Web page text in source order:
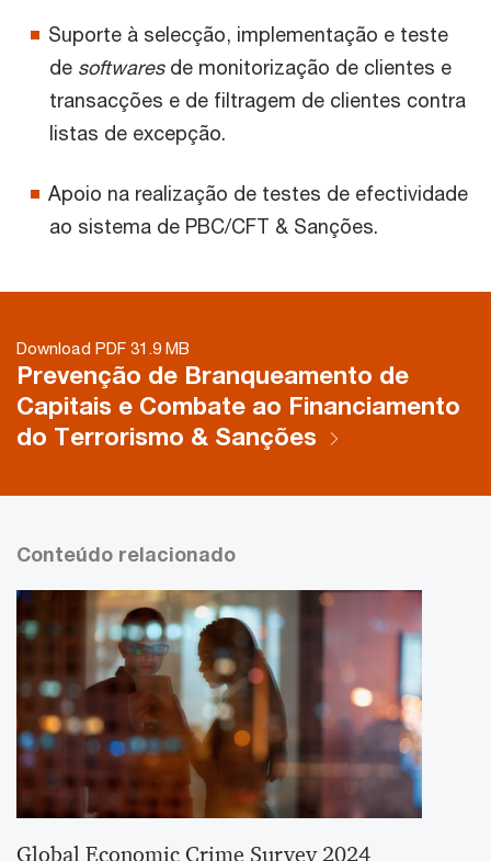
Suporte à selecção, implementação e teste
de softwaresde monitorização de clientes e
transacções e de filtragem de clientes contra
listas de excepção.
Apoio na realização de testes de efectividade
ao sistema de PBC/CFT & Sanções.
Download PDF 31.9 MB
Prevenção de Branqueamento de
Capitais e Combate ao Financiamento
do Terrorismo & Sanções
Conteúdo relacionado
Global Economic Crime Survey 2024